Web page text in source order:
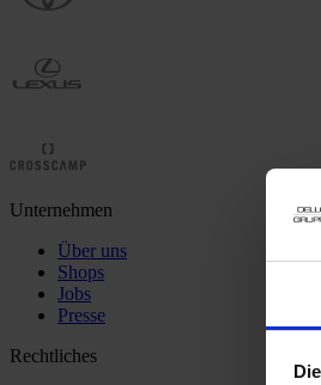
Unternehmen
Über uns
Shops
Jobs
Presse
Rechtliches